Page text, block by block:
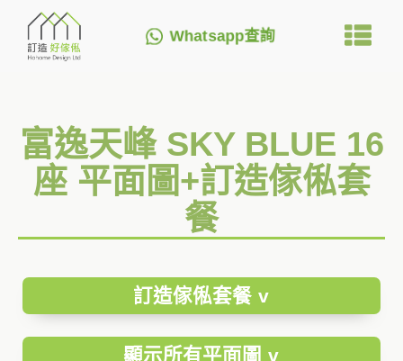
Whatsapp查詢
富逸天峰 SKY BLUE 16
座 平面圖+訂造傢俬套
餐
訂造傢俬套餐 v
顯示所有平面圖 v